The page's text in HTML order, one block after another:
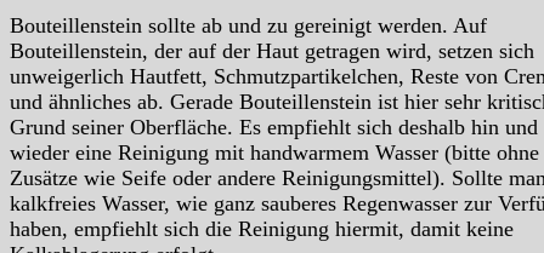
Bouteillenstein sollte ab und zu gereinigt werden. Auf
Bouteillenstein, der auf der Haut getragen wird, setzen sich
unweigerlich Hautfett, Schmutzpartikelchen, Reste von
und ähnliches ab. Gerade Bouteillenstein ist hier sehr
Grund seiner Oberfläche. Es empfiehlt sich deshalb hin und
wieder eine Reinigung mit handwarmem Wasser (bitte ohne
Zusätze wie Seife oder andere Reinigungsmittel). Sollte
kalkfreies Wasser, wie ganz sauberes Regenwasser zur
haben, empfiehlt sich die Reinigung hiermit, damit keine